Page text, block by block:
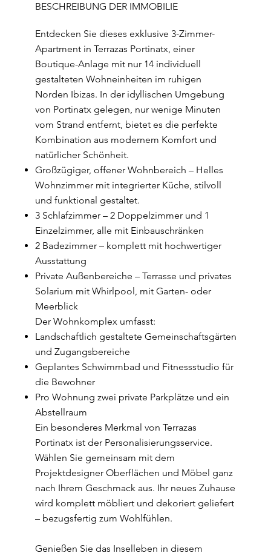
BESCHREIBUNG DER IMMOBILIE
Entdecken Sie dieses exklusive 3-Zimmer-
Apartment in Terrazas Portinatx, einer
Boutique-Anlage mit nur 14 individuell
gestalteten Wohneinheiten im ruhigen
Norden Ibizas. In der idyllischen Umgebung
von Portinatx gelegen, nur wenige Minuten
vom Strand entfernt, bietet es die perfekte
Kombination aus modernem Komfort und
natürlicher Schönheit.
Großzügiger, offener Wohnbereich – Helles
Wohnzimmer mit integrierter Küche, stilvoll
und funktional gestaltet.
3 Schlafzimmer – 2 Doppelzimmer und 1
Einzelzimmer, alle mit Einbauschränken
2 Badezimmer – komplett mit hochwertiger
Ausstattung
Private Außenbereiche – Terrasse und privates
Solarium mit Whirlpool, mit Garten- oder
Meerblick
Der Wohnkomplex umfasst:
Landschaftlich gestaltete Gemeinschaftsgärten
und Zugangsbereiche
Geplantes Schwimmbad und Fitnessstudio für
die Bewohner
Pro Wohnung zwei private Parkplätze und ein
Abstellraum
Ein besonderes Merkmal von Terrazas
Portinatx ist der Personalisierungsservice.
Wählen Sie gemeinsam mit dem
Projektdesigner Oberflächen und Möbel ganz
nach Ihrem Geschmack aus. Ihr neues Zuhause
wird komplett möbliert und dekoriert geliefert
– bezugsfertig zum Wohlfühlen.
Genießen Sie das Inselleben in diesem